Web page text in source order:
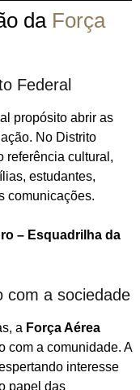
da Força
Federal
propósito abrir as
No Distrito
referência cultural,
estudantes,
comunicações.
– Esquadrilha da
com a sociedade
a Força Aérea
com a comunidade. A
interesse
papel das